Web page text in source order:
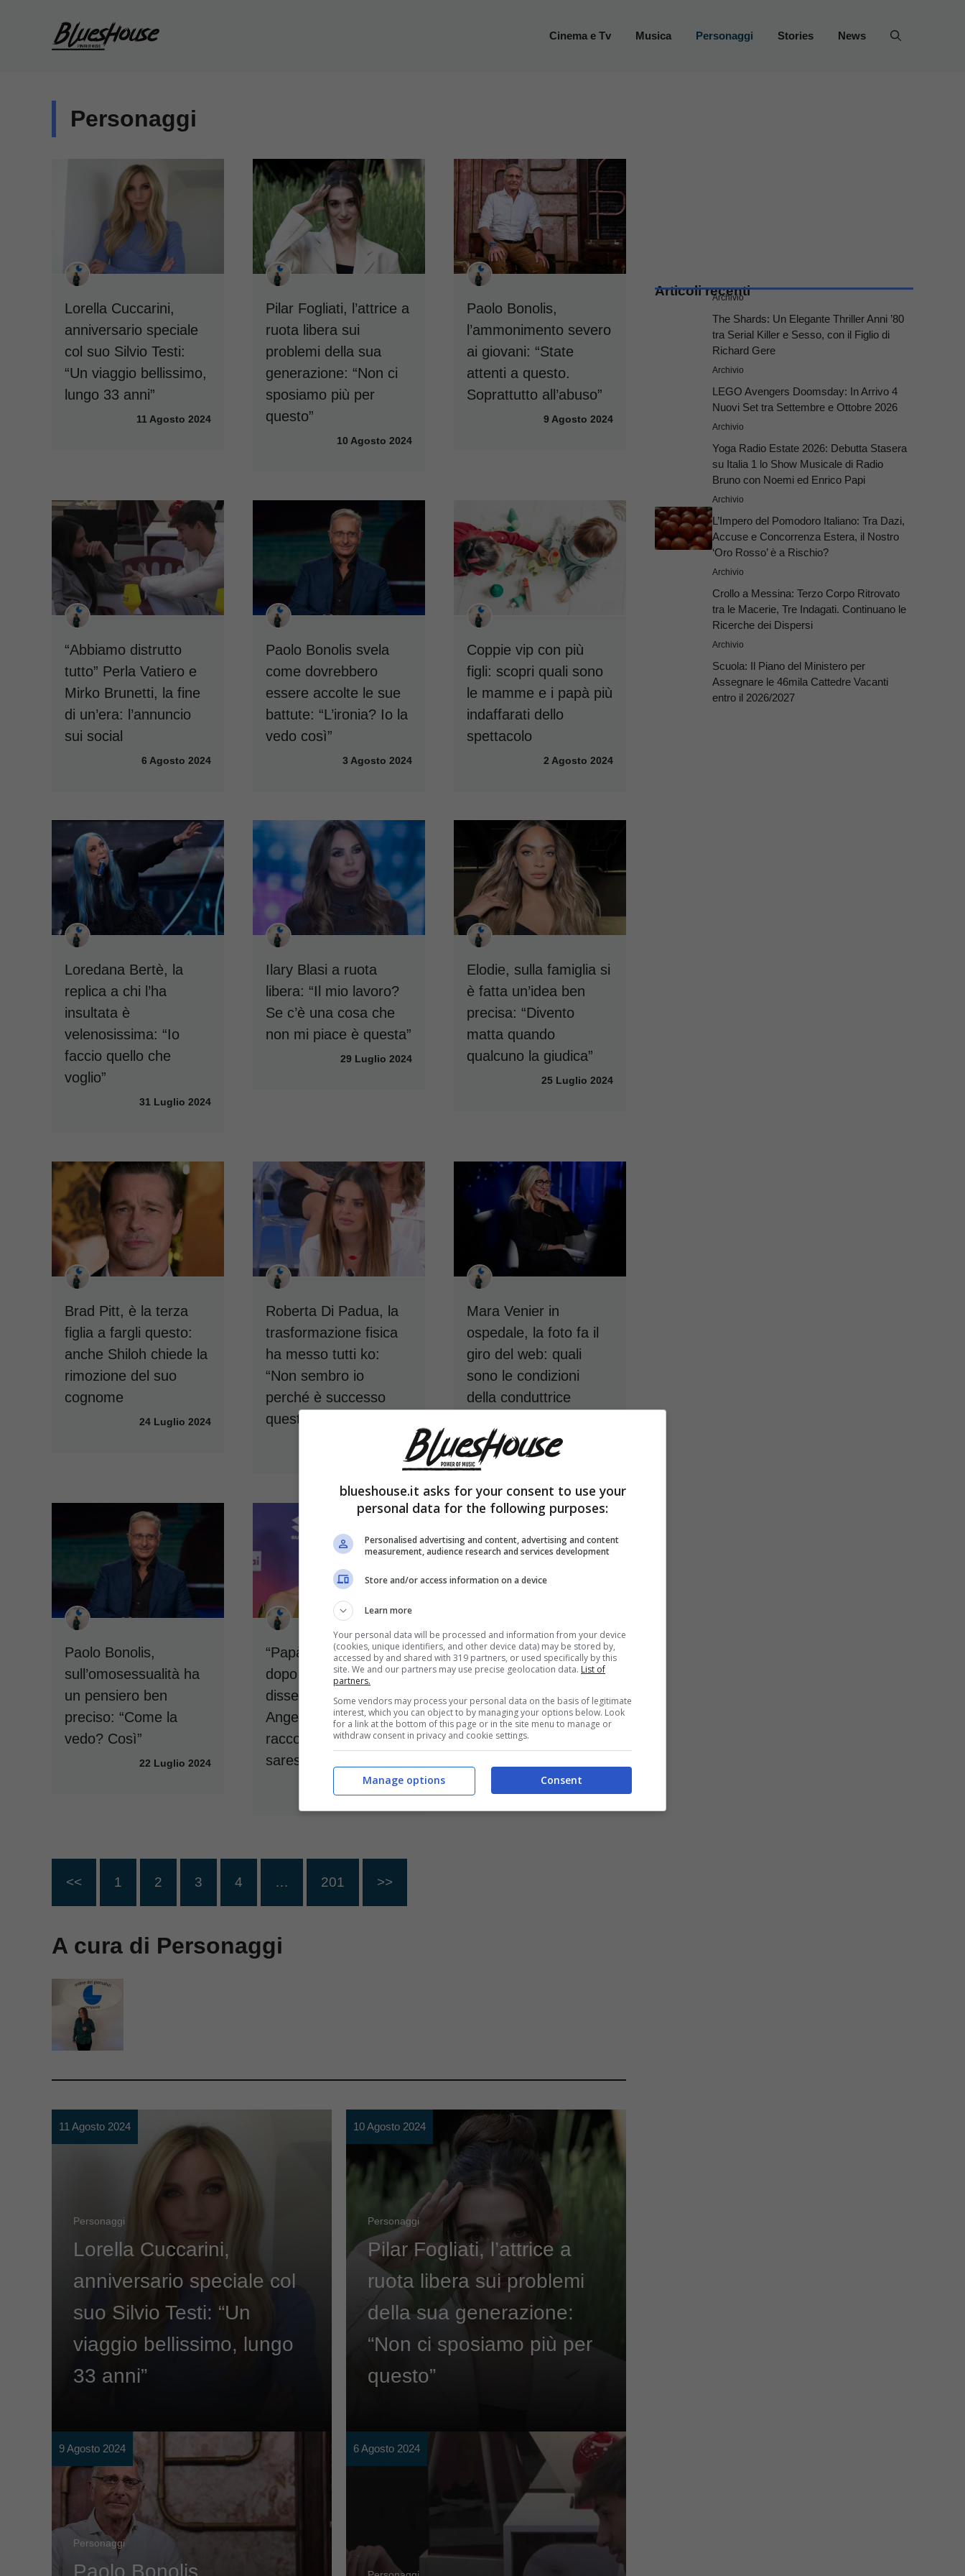
Cinema e Tv Musica Personaggi Stories News
Personaggi
Lorella Cuccarini,
anniversario speciale
col suo Silvio Testi:
“Un viaggio bellissimo,
lungo 33 anni”
11 Agosto 2024
Pilar Fogliati, l’attrice a
ruota libera sui
problemi della sua
generazione: “Non ci
sposiamo più per
questo”
10 Agosto 2024
Paolo Bonolis,
l’ammonimento severo
ai giovani: “State
attenti a questo.
Soprattutto all’abuso”
9 Agosto 2024
“Abbiamo distrutto
tutto” Perla Vatiero e
Mirko Brunetti, la fine
di un’era: l’annuncio
sui social
6 Agosto 2024
Paolo Bonolis svela
come dovrebbero
essere accolte le sue
battute: “L’ironia? Io la
vedo così”
3 Agosto 2024
Coppie vip con più
figli: scopri quali sono
le mamme e i papà più
indaffarati dello
spettacolo
2 Agosto 2024
Loredana Bertè, la
replica a chi l’ha
insultata è
velenosissima: “Io
faccio quello che
voglio”
31 Luglio 2024
Ilary Blasi a ruota
libera: “Il mio lavoro?
Se c’è una cosa che
non mi piace è questa”
29 Luglio 2024
Elodie, sulla famiglia si
è fatta un’idea ben
precisa: “Divento
matta quando
qualcuno la giudica”
25 Luglio 2024
Brad Pitt, è la terza
figlia a fargli questo:
anche Shiloh chiede la
rimozione del suo
cognome
24 Luglio 2024
Roberta Di Padua, la
trasformazione fisica
ha messo tutti ko:
“Non sembro io
perché è successo
questo”
24 Luglio 2024
Mara Venier in
ospedale, la foto fa il
giro del web: quali
sono le condizioni
della conduttrice
Paolo Bonolis,
sull’omosessualità ha
un pensiero ben
preciso: “Come la
vedo? Così”
22 Luglio 2024
“Papà? Una volta
dopo un concerto mi
disse questo”.
Angelica Mango, il
racconto che non ti
saresti aspettato da lei
21 Luglio 2024
Ines De Ramon, tutto
sulla nuova fiamma di
Brad Pitt: età,
professione ed ex
marito (famosissimo)
<< 1 2 3 4 … 201 >>
A cura di Personaggi
11 Agosto 2024
Personaggi
Lorella Cuccarini,
anniversario speciale col
suo Silvio Testi: “Un
viaggio bellissimo, lungo
33 anni”
10 Agosto 2024
Personaggi
Pilar Fogliati, l’attrice a
ruota libera sui problemi
della sua generazione:
“Non ci sposiamo più per
questo”
9 Agosto 2024
Personaggi
Paolo Bonolis,
6 Agosto 2024
Articoli recenti
Archivio
The Shards: Un Elegante Thriller Anni ’80
tra Serial Killer e Sesso, con il Figlio di
Richard Gere
Archivio
LEGO Avengers Doomsday: In Arrivo 4
Nuovi Set tra Settembre e Ottobre 2026
Archivio
Yoga Radio Estate 2026: Debutta Stasera
su Italia 1 lo Show Musicale di Radio
Bruno con Noemi ed Enrico Papi
Archivio
L’Impero del Pomodoro Italiano: Tra Dazi,
Accuse e Concorrenza Estera, il Nostro
‘Oro Rosso’ è a Rischio?
Archivio
Crollo a Messina: Terzo Corpo Ritrovato
tra le Macerie, Tre Indagati. Continuano le
Ricerche dei Dispersi
Archivio
Scuola: Il Piano del Ministero per
Assegnare le 46mila Cattedre Vacanti
entro il 2026/2027
blueshouse.it asks for your consent to use your
personal data for the following purposes:
Personalised advertising and content, advertising and content
measurement, audience research and services development
Store and/or access information on a device
Learn more
Your personal data will be processed and information from your device
(cookies, unique identifiers, and other device data) may be stored by,
accessed by and shared with 319 partners, or used specifically by this
site. We and our partners may use precise geolocation data. List of
partners.
Some vendors may process your personal data on the basis of legitimate
interest, which you can object to by managing your options below. Look
for a link at the bottom of this page or in the site menu to manage or
withdraw consent in privacy and cookie settings.
Consent
Manage options